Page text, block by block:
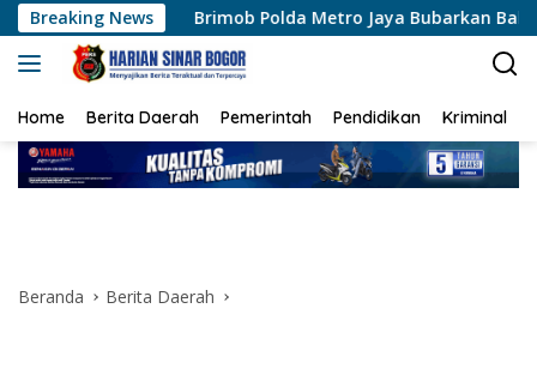
Langsung
ke
konten
Breaking News
Brimob Polda Metro Jaya Bubarkan Balap Liar, Sembilan
Home Berita Daerah Pemerintah Pendidikan Kriminal
Beranda Berita Daerah